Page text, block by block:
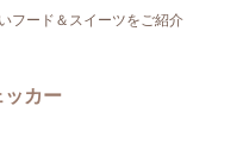
フード＆スイーツをご紹介
ッカー